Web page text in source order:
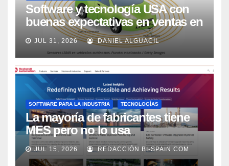
Software y tecnología USA con
buenas expectativas en ventas en
los próximos 2 años, según
Market Watch
JUL 31, 2026 DANIEL ALGUACIL
SOFTWARE PARA LA INDUSTRIA TECNOLOGÍAS
La mayoría de fabricantes tiene
MES pero no lo usa
adecuadamente, según Rockwell
Automation
JUL 15, 2026 REDACCIÓN BI-SPAIN.COM